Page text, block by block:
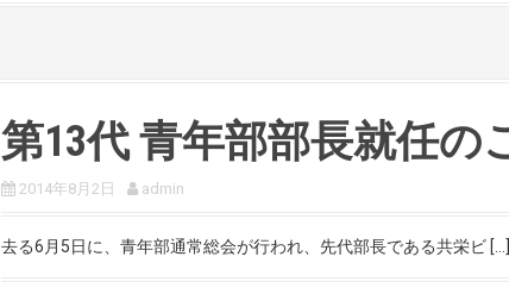
第13代 青年部部長就任の
2014年8月2日 admin
去る6月5日に、青年部通常総会が行われ、先代部長である共栄ビ